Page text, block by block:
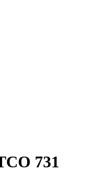
731